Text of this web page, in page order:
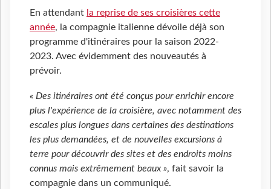
En attendant la reprise de ses croisières cette
année, la compagnie italienne dévoile déjà son
programme d'itinéraires pour la saison 2022-
2023. Avec évidemment des nouveautés à
prévoir.
« Des itinéraires ont été conçus pour enrichir encore
plus l'expérience de la croisière, avec notamment des
escales plus longues dans certaines des destinations
les plus demandées, et de nouvelles excursions à
terre pour découvrir des sites et des endroits moins
connus mais extrêmement beaux », fait savoir la
compagnie dans un communiqué.